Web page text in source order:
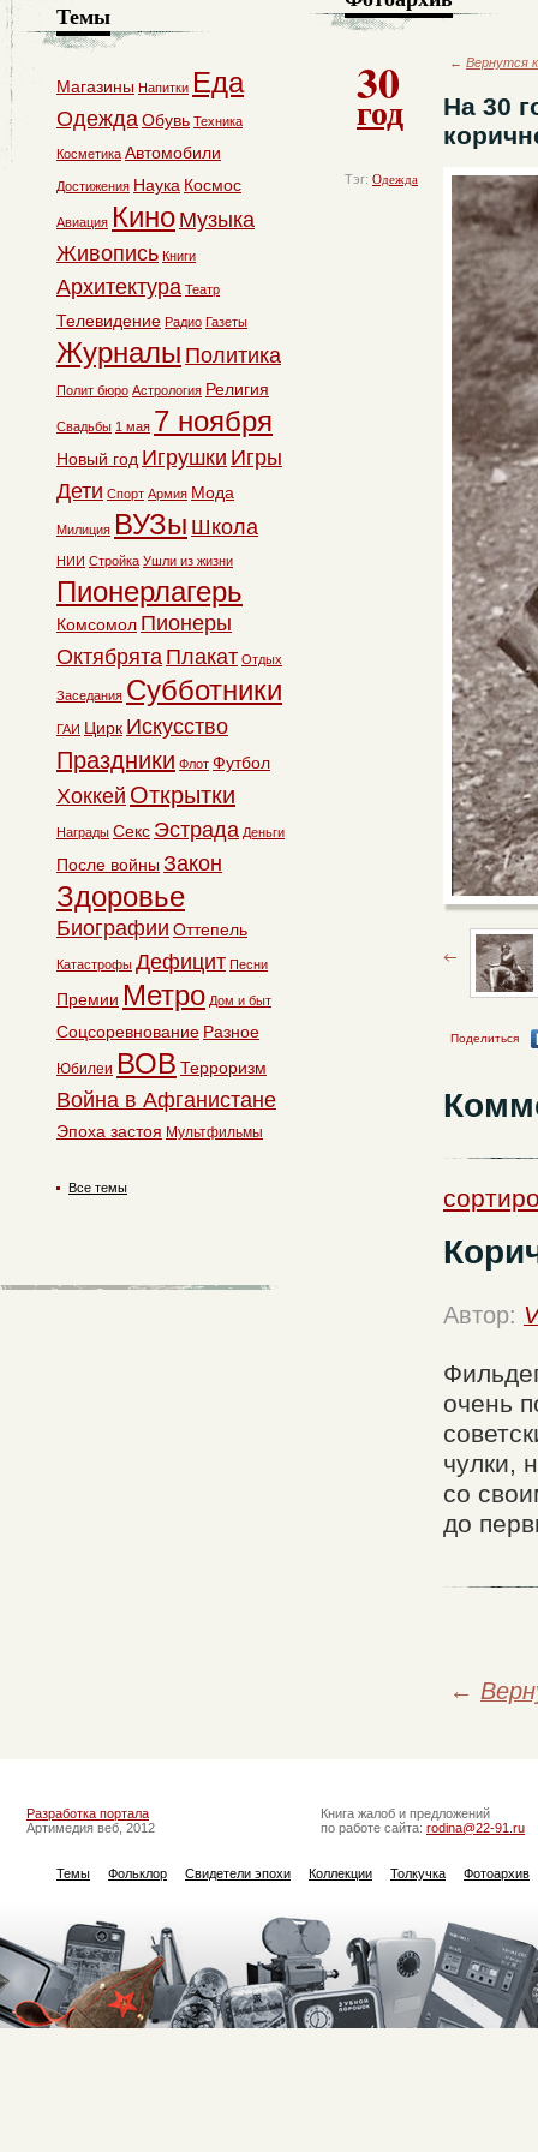
30
год
Тэг: Одежда
← Вернутся
На 30
Поделиться
Автор:
очень
чулки,
со
до
←
Темы
Магазины Напитки Еда
ОдеждаОбувь Техника
Косметика Автомобили
Достижения Наука Космос
Авиация Кино Музыка
Живопись Книги
Архитектура Театр
Телевидение Радио Газеты
Журналы Политика
Полит бюро Астрология Религия
Свадьбы 1 мая 7 ноября
Новый год Игрушки Игры
Дети Спорт Армия Мода
Милиция ВУЗы Школа
НИИ Стройка Ушли из жизни
Пионерлагерь
Комсомол Пионеры
Октябрята Плакат Отдых
Заседания Субботники
ГАИ Цирк Искусство
Праздники Флот Футбол
Хоккей Открытки
Награды Секс Эстрада Деньги
После войны Закон
Здоровье
Биографии Оттепель
Катастрофы Дефицит Песни
Премии Метро Дом и быт
Соцсоревнование Разное
Юбилеи ВОВ Терроризм
Война в Афганистане
Эпоха застоя Мультфильмы
Все темы
Разработка портала
Артимедия веб, 2012
Книга жалоб и предложений
по работе сайта: rodina@22-91.ru
Темы Фольклор Свидетели эпохи Коллекции Толкучка Фотоархив